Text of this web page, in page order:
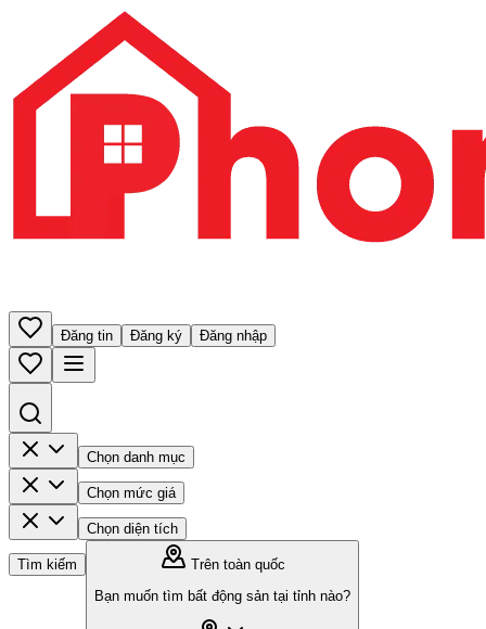
Đăng tin Đăng ký Đăng nhập
Chọn danh mục
Chọn mức giá
Chọn diện tích
Tìm kiếm
Trên toàn quốc
Bạn muốn tìm bất động sản tại tỉnh nào?